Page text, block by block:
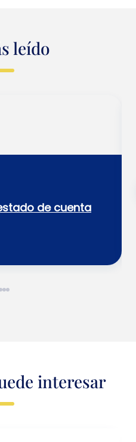
leído
de cuenta
interesar